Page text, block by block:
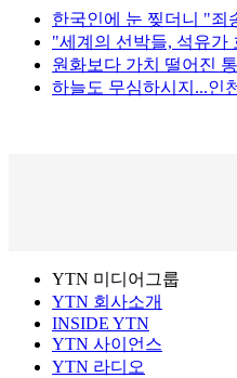
한국인에 눈 찢더니 "죄
"세계의 선박들, 석유가
원화보다 가치 떨어진
하늘도 무심하시지...인
YTN 미디어그룹
YTN 회사소개
INSIDE YTN
YTN 사이언스
YTN 라디오